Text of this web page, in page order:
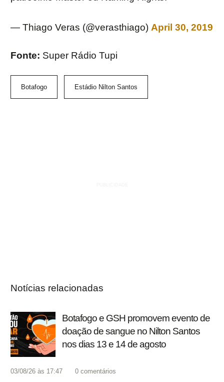
— Thiago Veras (@verasthiago) April 30, 2019
Fonte: Super Rádio Tupi
Botafogo Estádio Nilton Santos
Notícias relacionadas
Botafogo e GSH promovem evento de
doação de sangue no Nilton Santos
nos dias 13 e 14 de agosto
03/08/26 às 17:47 0 comentários